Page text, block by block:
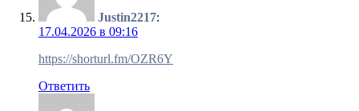
Justin2217:
17.04.2026 в 09:16
https://shorturl.fm/OZR6Y
Ответить